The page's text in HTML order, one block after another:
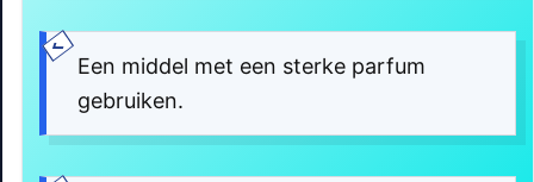
Een middel met een sterke parfum
gebruiken.